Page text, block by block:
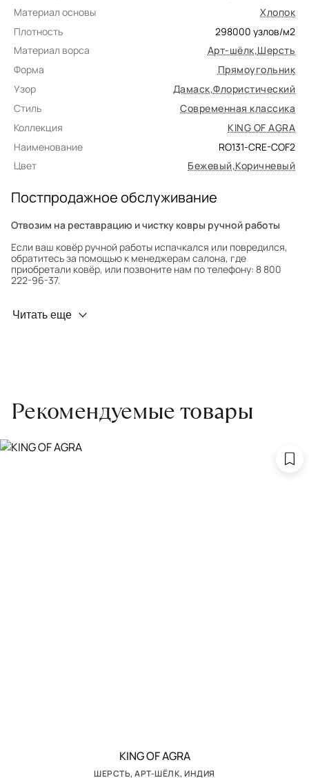
Материал основы
Хлопок
Плотность
298000 узлов/м2
Материал ворса
Арт-шёлк,Шерсть
Форма
Прямоугольник
Узор
Дамаск,Флористический
Стиль
Современная классика
Коллекция
KING OF AGRA
Наименование
RO131-CRE-COF2
Цвет
Бежевый,Коричневый
Постпродажное обслуживание
Отвозим на реставрацию и чистку ковры ручной работы
Если ваш ковёр ручной работы испачкался или повредился,
обратитесь за помощью к менеджерам салона, где
приобретали ковёр, или позвоните нам по телефону: 8 800
222-96-37.
Профилактика износа
заборе ковра экспертом либо привозите его в салон.
Читать еще
Рекомендуемые товары
KING OF AGRA
ШЕРСТЬ, АРТ-ШЁЛК, ИНДИЯ